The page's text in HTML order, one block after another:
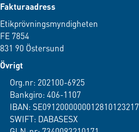
Fakturaadress
Etikprövningsmyndigheten
FE 7854
831 90 Östersund
Övrigt
Org.nr: 202100-6925
Bankgiro: 406-1107
IBAN: SE0912000000012810123217
SWIFT: DABASESX